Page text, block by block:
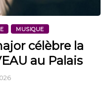
MUSIQUE
célèbre la
au Palais